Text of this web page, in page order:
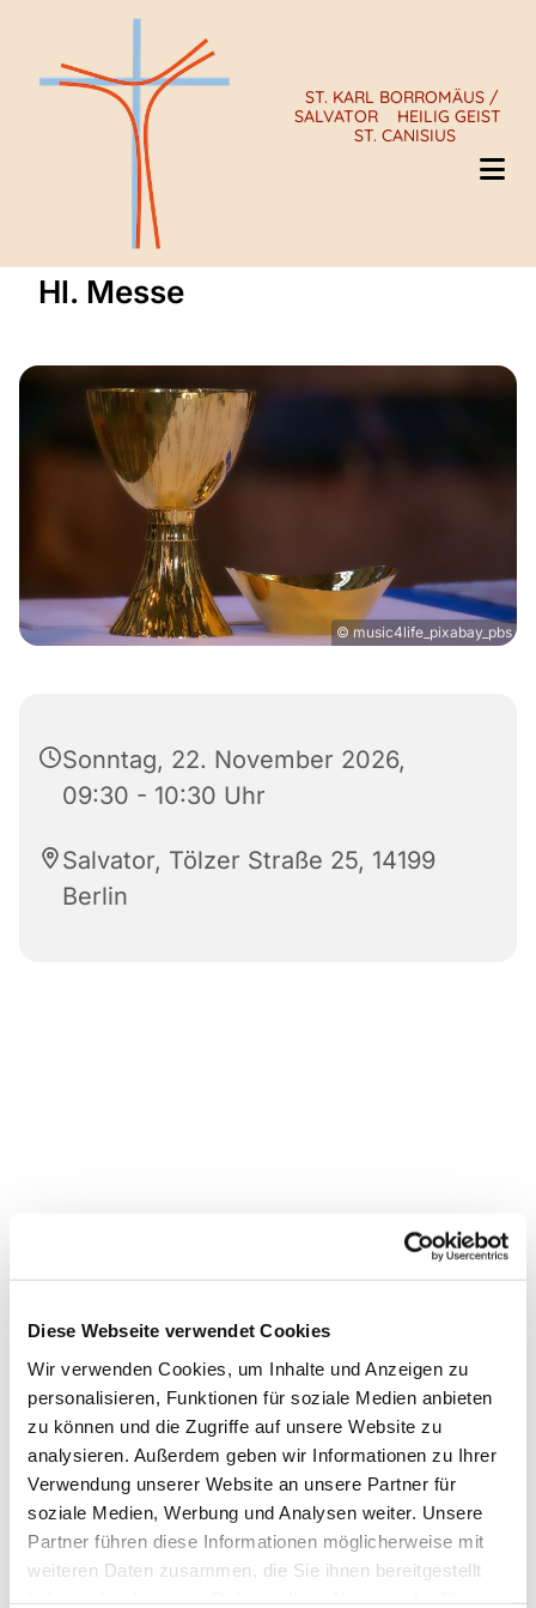
Diese Webseite verwendet Cookies
Wir verwenden Cookies, um Inhalte und Anzeigen zu
personalisieren, Funktionen für soziale Medien anbieten
zu können und die Zugriffe auf unsere Website zu
analysieren. Außerdem geben wir Informationen zu Ihrer
Verwendung unserer Website an unsere Partner für
soziale Medien, Werbung und Analysen weiter. Unsere
Partner führen diese Informationen möglicherweise mit
weiteren Daten zusammen, die Sie ihnen bereitgestellt
ST. KARL BORROMÄUS /
SALVATOR
HEILIG GEIST
ST. CANISIUS
Hl. Messe
© music4life_pixabay_pbs
Sonntag, 22. November 2026,
09:30 - 10:30 Uhr
Salvator, Tölzer Straße 25, 14199
Berlin
Dies könnte Sie auch
interessieren